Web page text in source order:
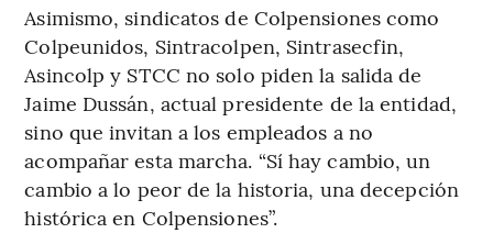
Asimismo, sindicatos de Colpensiones como
Colpeunidos, Sintracolpen, Sintrasecfin,
Asincolp y STCC no solo piden la salida de
Jaime Dussán, actual presidente de la entidad,
sino que invitan a los empleados a no
acompañar esta marcha. “Sí hay cambio, un
cambio a lo peor de la historia, una decepción
histórica en Colpensiones”.